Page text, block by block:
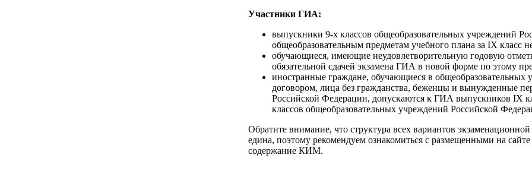
Участники ГИА:
выпускники 9-х классов общеобразовательных учреждений
общеобразовательным предметам учебного плана за IX класс
обучающиеся, имеющие неудовлетворительную годовую
обязательной сдачей экзамена ГИА в новой форме по этому
иностранные граждане, обучающиеся в общеобразовательных
договором, лица без гражданства, беженцы и вынужденные
Российской Федерации, допускаются к ГИА выпускников IX
классов общеобразовательных учреждений Российской
Обратите внимание, что структура всех вариантов
едина, поэтому рекомендуем ознакомиться с размещенными на
содержание КИМ.